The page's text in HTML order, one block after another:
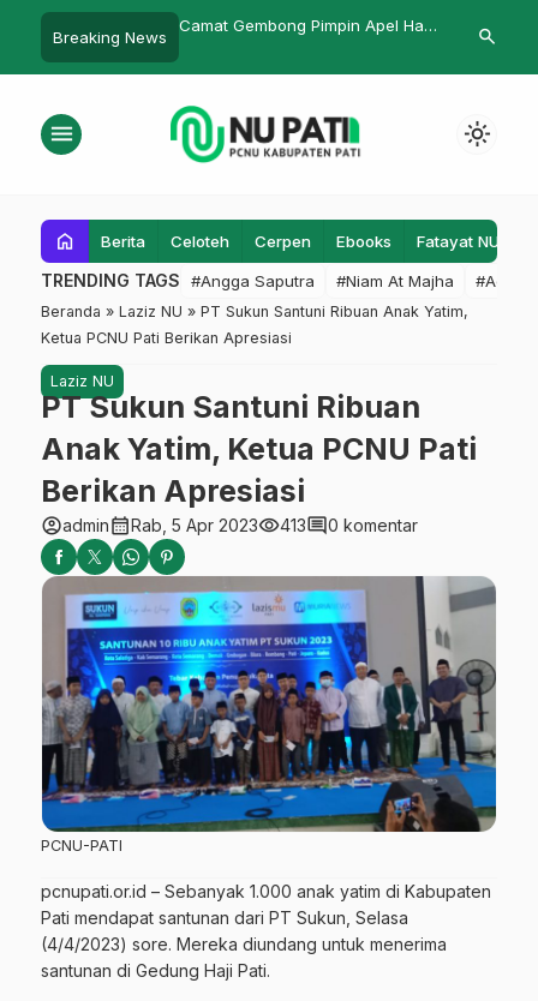
Breaking News
Gembong Pimpin Apel HariLesbumi PCNU Pati Gelar Ngaji
search
menu light_mode
home Berita Celoteh Cerpen Ebooks Fatayat NU
TRENDING TAGS #Angga Saputra #Niam At Majha #Admin
Beranda » Laziz NU » PT Sukun Santuni Ribuan Anak Yatim,
Ketua PCNU Pati Berikan Apresiasi
Laziz NU
PT Sukun Santuni Ribuan
Anak Yatim, Ketua PCNU Pati
Berikan Apresiasi
account_circleadmincalendar_monthRab, 5 Apr 2023visibility413comment0 komentar
PCNU-PATI
pcnupati.or.id – Sebanyak 1.000 anak yatim di Kabupaten
Pati mendapat santunan dari PT Sukun, Selasa
(4/4/2023) sore. Mereka diundang untuk menerima
santunan di Gedung Haji Pati.